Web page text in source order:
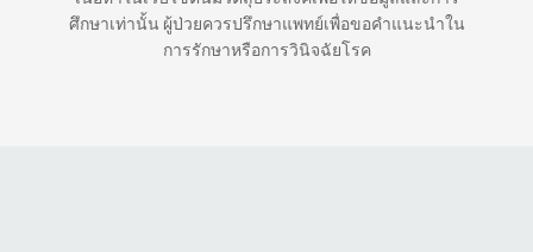
ศึกษาเท่านั้น ผู้ป่วยควรปรึกษาแพทย์เพื่อขอคำแนะนำใน
การรักษาหรือการวินิจฉัยโรค